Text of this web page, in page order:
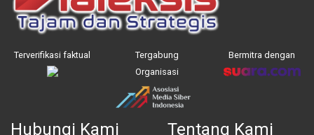
Terverifikasi faktual
Tergabung
Organisasi
Bermitra dengan
Hubungi Kami Tentang Kami